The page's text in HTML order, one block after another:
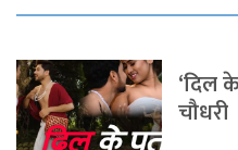
‘दिल
चौधरी